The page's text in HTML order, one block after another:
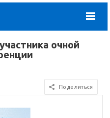
очной
Поделиться